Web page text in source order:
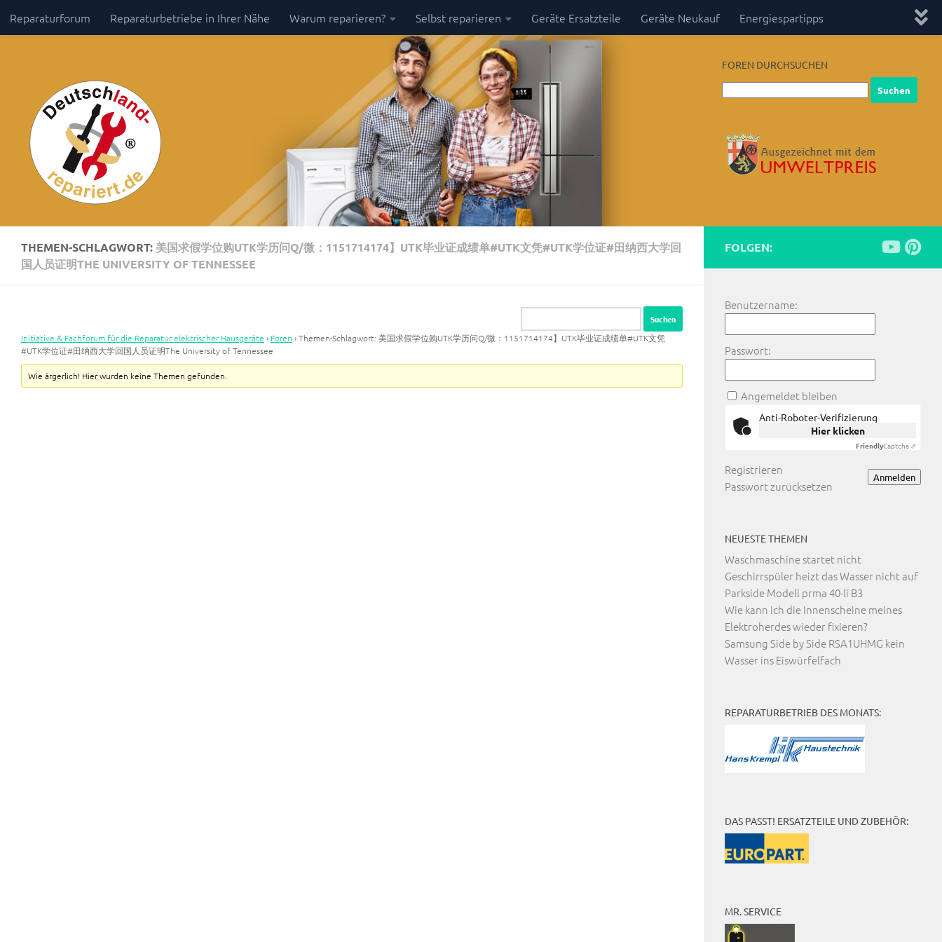
Zum Inhalt springen
Reparaturforum Reparaturbetriebe in Ihrer Nähe Warum reparieren? Selbst reparieren Geräte Ersatzteile Geräte Neukauf Energiespartipps
FOREN DURCHSUCHEN
THEMEN-SCHLAGWORT: 美国求假学位购UTK学历问Q/微：1151714174】UTK毕业证成绩单#UTK文凭#UTK学位证#田纳西大学回
国人员证明THE UNIVERSITY OF TENNESSEE
Initiative & Fachforum für die Reparatur elektrischer Hausgeräte › Foren ›Themen-Schlagwort: 美国求假学位购UTK学历问Q/微：1151714174】UTK毕业证成绩单#UTK文凭
#UTK学位证#田纳西大学回国人员证明The University of Tennessee
Wie ärgerlich! Hier wurden keine Themen gefunden.
FOLGEN:
Benutzername:
Passwort:
Angemeldet bleiben
Anti-Roboter-Verifizierung
Hier klicken
FriendlyCaptcha ⇗
Anmelden
Registrieren
Passwort zurücksetzen
NEUESTE THEMEN
Waschmaschine startet nicht
Geschirrspüler heizt das Wasser nicht auf
Parkside Modell prma 40-li B3
Wie kann ich die Innenscheine meines
Elektroherdes wieder fixieren?
Samsung Side by Side RSA1UHMG kein
Wasser ins Eiswürfelfach
REPARATURBETRIEB DES MONATS:
DAS PASST! ERSATZTEILE UND ZUBEHÖR:
MR. SERVICE